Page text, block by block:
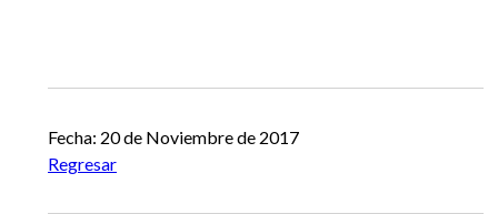
Fecha: 20 de Noviembre de 2017
Regresar